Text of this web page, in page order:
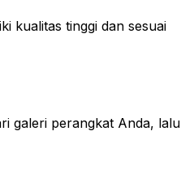
kualitas tinggi dan sesuai
galeri perangkat Anda, lalu